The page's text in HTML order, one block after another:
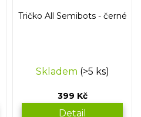
Tričko All Semibots - černé
Skladem (>5 ks)
399 Kč
Detail